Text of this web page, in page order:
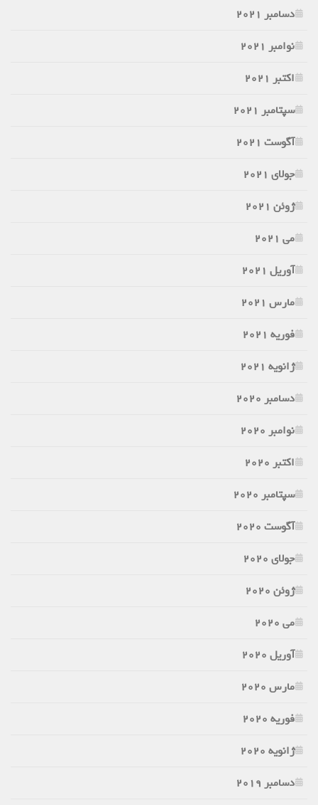
دسامبر 2021
نوامبر 2021
اکتبر 2021
سپتامبر 2021
آگوست 2021
جولای 2021
ژوئن 2021
می 2021
آوریل 2021
مارس 2021
فوریه 2021
ژانویه 2021
دسامبر 2020
نوامبر 2020
اکتبر 2020
سپتامبر 2020
آگوست 2020
جولای 2020
ژوئن 2020
می 2020
آوریل 2020
مارس 2020
فوریه 2020
ژانویه 2020
دسامبر 2019